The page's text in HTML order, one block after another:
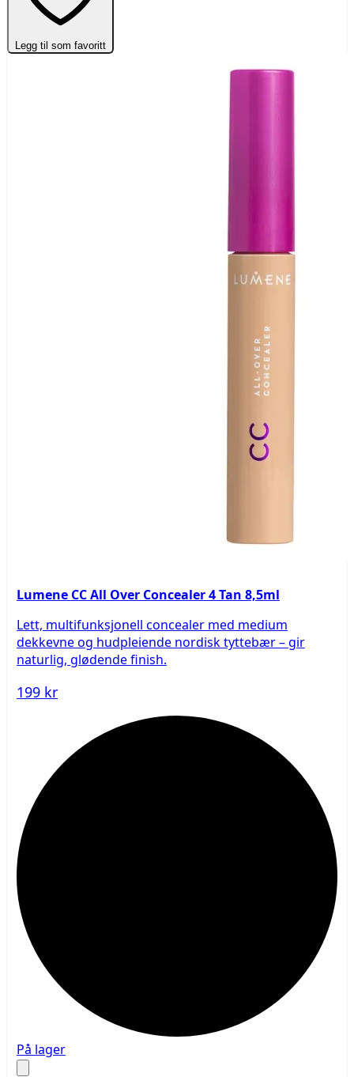
Legg til som favoritt
Lumene CC All Over Concealer 4 Tan 8,5ml
Lett, multifunksjonell concealer med medium
dekkevne og hudpleiende nordisk tyttebær – gir
naturlig, glødende finish.
199 kr
På lager